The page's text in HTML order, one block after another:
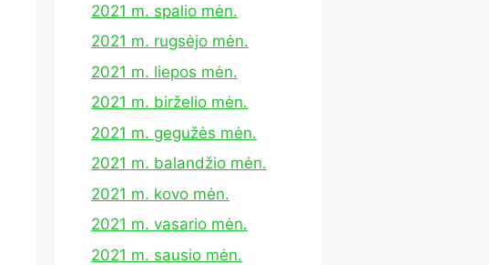
2021 m. spalio mėn.
2021 m. rugsėjo mėn.
2021 m. liepos mėn.
2021 m. birželio mėn.
2021 m. gegužės mėn.
2021 m. balandžio mėn.
2021 m. kovo mėn.
2021 m. vasario mėn.
2021 m. sausio mėn.